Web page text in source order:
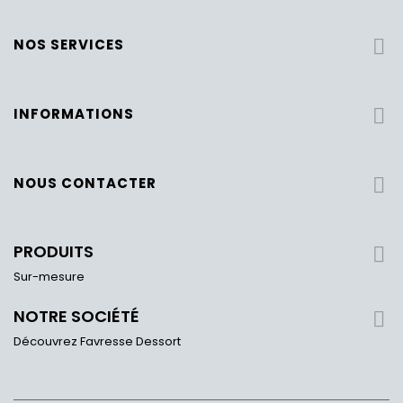
NOS SERVICES 
INFORMATIONS 
NOUS CONTACTER 
PRODUITS 
Sur-mesure
NOTRE SOCIÉTÉ 
Découvrez Favresse Dessort